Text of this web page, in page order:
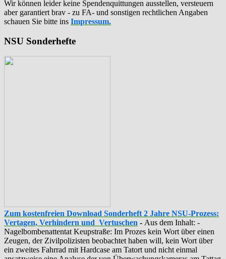
Wir können leider keine Spendenquittungen ausstellen, versteuern
aber garantiert brav - zu FA- und sonstigen rechtlichen Angaben
schauen Sie bitte ins Impressum.
NSU Sonderhefte
Zum kostenfreien Download Sonderheft 2 Jahre NSU-Prozess:
Vertagen, Verhindern und Vertuschen - Aus dem Inhalt: -
‪Nagelbombenattentat‬ ‎Keupstraße‬: Im Prozes kein Wort über einen
Zeugen, der Zivilpolizisten beobachtet haben will, kein Wort über
ein zweites Fahrrad mit Hardcase am Tatort und nicht einmal